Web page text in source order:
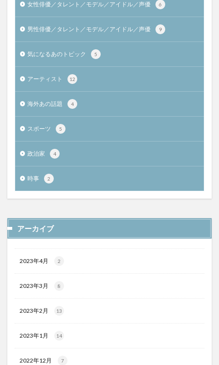
女性俳優／タレント／モデル／アイドル／声優 6
男性俳優／タレント／モデル／アイドル／声優 9
気になるあのトピック 5
アーティスト 12
海外あの話題 4
スポーツ 5
政治家 4
時事 2
アーカイブ
2023年4月 2
2023年3月 8
2023年2月 13
2023年1月 14
2022年12月 7